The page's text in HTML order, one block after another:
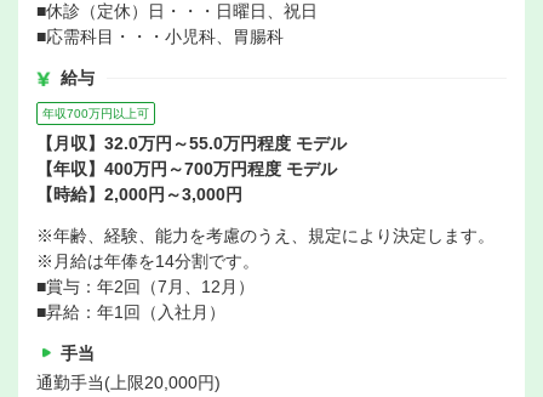
■休診（定休）日・・・日曜日、祝日
■応需科目・・・小児科、胃腸科
給与
年収700万円以上可
【月収】32.0万円～55.0万円程度 モデル
【年収】400万円～700万円程度 モデル
【時給】2,000円～3,000円
※年齢、経験、能力を考慮のうえ、規定により決定します。
※月給は年俸を14分割です。
■賞与：年2回（7月、12月）
■昇給：年1回（入社月）
手当
通勤手当(上限20,000円)